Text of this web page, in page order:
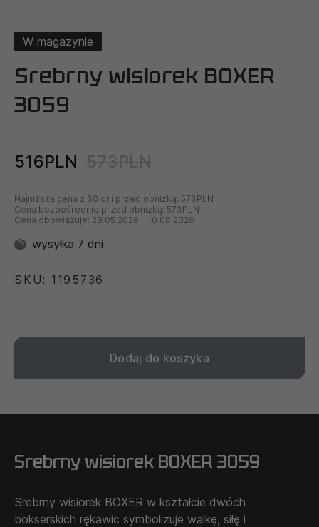
W magazynie
Srebrny wisiorek BOXER
3059
516PLN 573PLN
Najniższa cena z 30 dni przed obniżką: 573PLN
Cena bezpośrednio przed obniżką: 573PLN
Cena obowiązuje: 28.05.2026 - 10.08.2026
wysyłka 7 dni
SKU: 1195736
Dodaj do koszyka
Srebrny wisiorek BOXER 3059
Srebrny wisiorek BOXER w kształcie dwóch
bokserskich rękawic symbolizuje walkę, siłę i